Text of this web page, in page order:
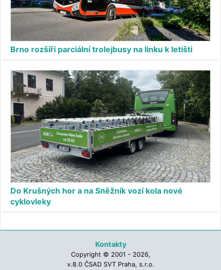
Brno rozšíří parciální trolejbusy na linku k letišti
Do Krušných hor a na Sněžník vozí kola nové
cyklovleky
Kontakty
Copyright © 2001 - 2026,
v.8.0 ČSAD SVT Praha, s.r.o.